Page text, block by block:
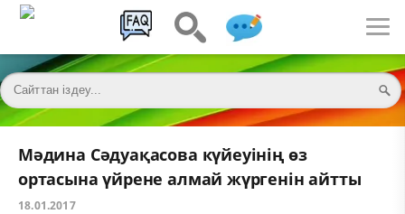
Мәдина Сәдуақасова күйеуінің өз
ортасына үйрене алмай жүргенін айтты
18.01.2017